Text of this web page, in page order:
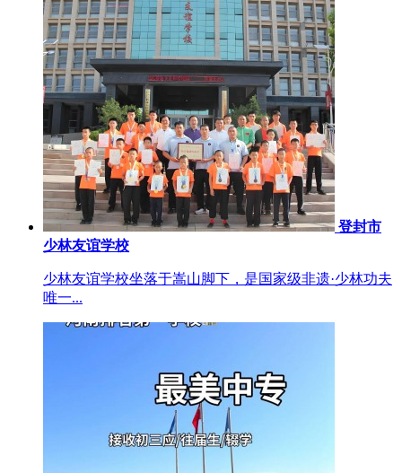
登封市
少林友谊学校
少林友谊学校坐落于嵩山脚下，是国家级非遗·少林功夫
唯一...